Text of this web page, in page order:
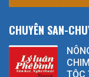
CHUYÊN SAN-
TỘC